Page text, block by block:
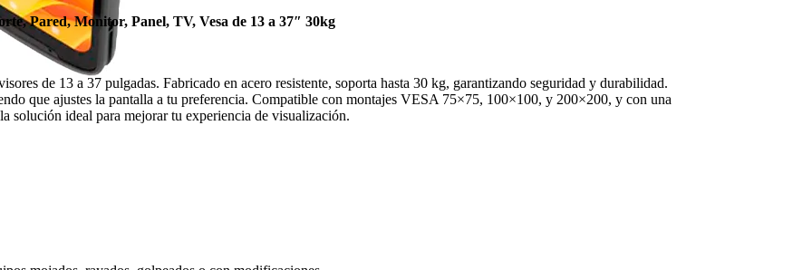
Pared, Monitor, Panel, TV, Vesa de 13 a 37″ 30kg
de 13 a 37 pulgadas. Fabricado en acero resistente, soporta hasta 30 kg, garantizando seguridad y durabilidad.
que ajustes la pantalla a tu preferencia. Compatible con montajes VESA 75×75, 100×100, y 200×200, y con una
solución ideal para mejorar tu experiencia de visualización.